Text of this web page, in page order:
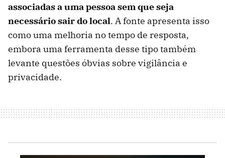
associadas a uma pessoa sem que seja
necessário sair do local. A fonte apresenta isso
como uma melhoria no tempo de resposta,
embora uma ferramenta desse tipo também
levante questões óbvias sobre vigilância e
privacidade.